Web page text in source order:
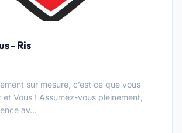
- Ris
sur mesure, c’est ce que vous
et Vous ! Assumez-vous pleinement,
av...